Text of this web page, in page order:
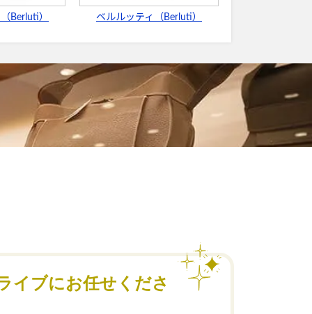
Berluti） ベルルッティ（Berluti）
イブにお任せくださ